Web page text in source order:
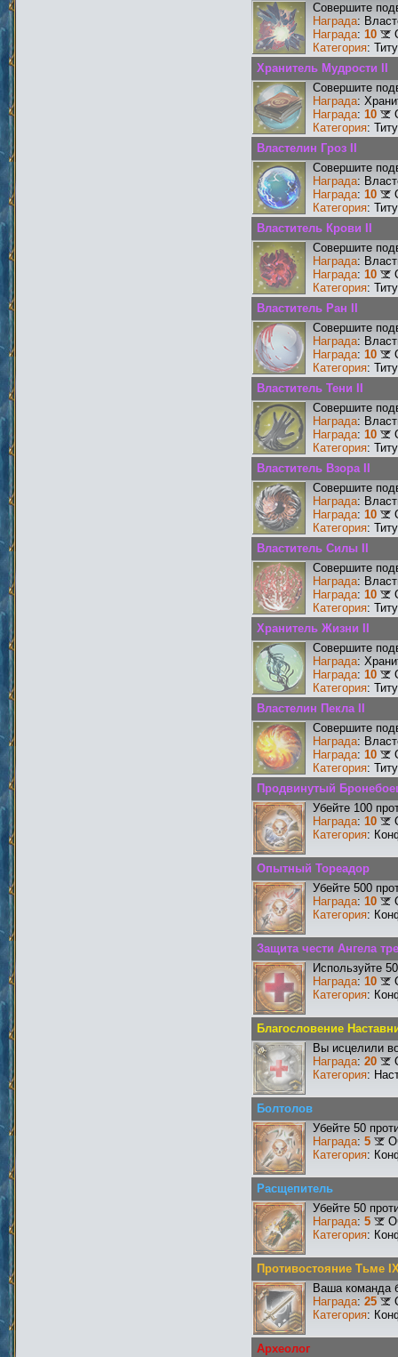
Совершите
Награда:
Награда: 10
Категория:
Хранитель Мудрости II
Совершите
Награда:
Награда: 10
Категория:
Властелин Гроз II
Совершите
Награда:
Награда: 10
Категория:
Властитель Крови II
Совершите
Награда:
Награда: 10
Категория:
Властитель Ран II
Совершите
Награда:
Награда: 10
Категория:
Властитель Тени II
Совершите
Награда:
Награда: 10
Категория:
Властитель Взора II
Совершите
Награда:
Награда: 10
Категория:
Властитель Силы II
Совершите
Награда:
Награда: 10
Категория:
Хранитель Жизни II
Совершите
Награда:
Награда: 10
Категория:
Властелин Пекла II
Совершите
Награда:
Награда: 10
Категория:
Продвинутый
Убейте 100
Награда: 10
Категория:
Опытный Тореадор
Убейте 500
Награда: 10
Категория:
Защита чести Ангела
Используйте
Награда: 10
Категория:
Благословение
Вы исцелили
Награда: 20
Категория:
Болтолов
Убейте 50
Награда: 5
Категория:
Расщепитель
Убейте 50
Награда: 5
Категория:
Противостояние Тьме
Ваша команда
Награда: 25
Категория:
Археолог